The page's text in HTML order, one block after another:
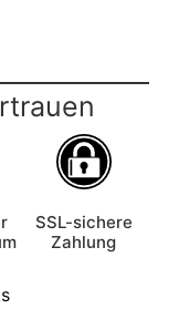
SSL-sichere
Zahlung